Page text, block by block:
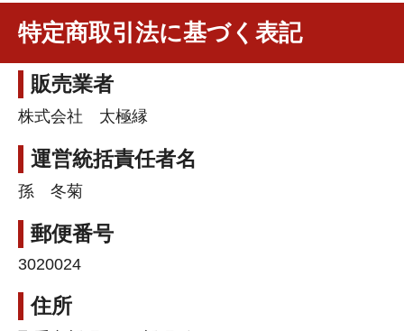
特定商取引法に基づく表記
販売業者
株式会社 太極縁
運営統括責任者名
孫 冬菊
郵便番号
3020024
住所